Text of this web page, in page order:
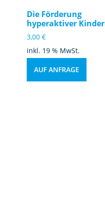
Die Förderung
hyperaktiver Kinder
3,00€
inkl. 19 % MwSt.
AUF ANFRAGE